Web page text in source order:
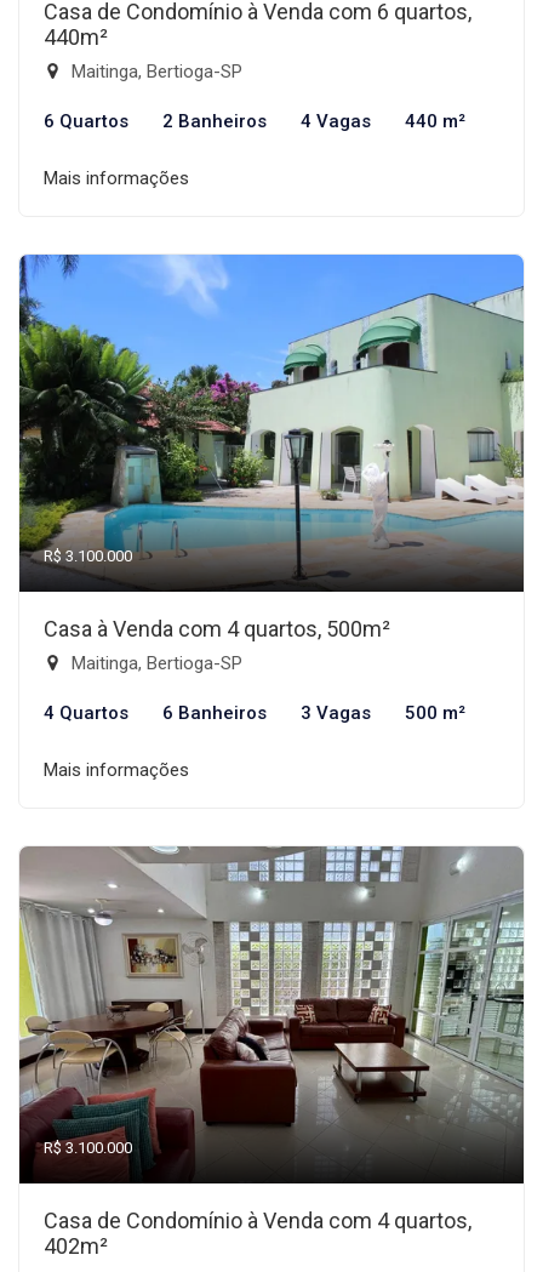
Casa de Condomínio à Venda com 6 quartos,
440m²
Maitinga, Bertioga-SP
6 Quartos 2 Banheiros 4 Vagas 440 m²
Mais informações
R$ 3.100.000
Casa à Venda com 4 quartos, 500m²
Maitinga, Bertioga-SP
4 Quartos 6 Banheiros 3 Vagas 500 m²
Mais informações
R$ 3.100.000
Casa de Condomínio à Venda com 4 quartos,
402m²